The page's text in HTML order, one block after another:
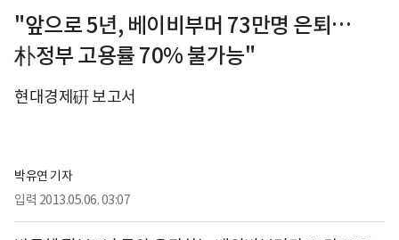
"앞으로 5년, 베이비부머 73만명 은퇴…
朴정부 고용률 70% 불가능"
현대경제硏 보고서
박유연 기자
입력 2013.05.06. 03:07